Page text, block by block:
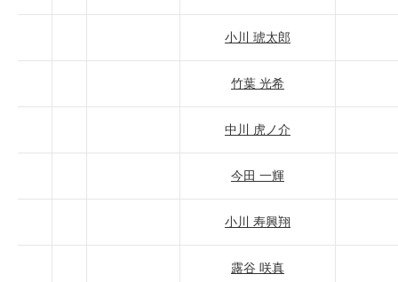
小川 琥太郎
竹葉 光希
中川 虎ノ介
今田 一輝
小川 寿興翔
露谷 咲真